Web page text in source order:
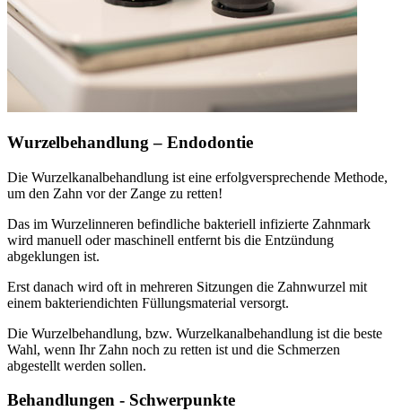
Wurzelbehandlung – Endodontie
Die Wurzelkanalbehandlung ist eine erfolgversprechende Methode,
um den Zahn vor der Zange zu retten!
Das im Wurzelinneren befindliche bakteriell infizierte Zahnmark
wird manuell oder maschinell entfernt bis die Entzündung
abgeklungen ist.
Erst danach wird oft in mehreren Sitzungen die Zahnwurzel mit
einem bakteriendichten Füllungsmaterial versorgt.
Die Wurzelbehandlung, bzw. Wurzelkanalbehandlung ist die beste
Wahl, wenn Ihr Zahn noch zu retten ist und die Schmerzen
abgestellt werden sollen.
Behandlungen - Schwerpunkte